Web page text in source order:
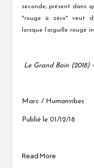
seconde, présent dans
"rouge à zéro" veut
lorsque l’aiguille rouge
Le Grand Bain (2018)
Marc / Humanvibes
Publié le 01/12/18
Read More